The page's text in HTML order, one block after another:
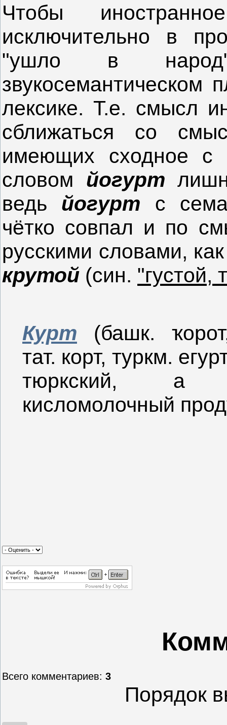
Чтобы
исключительно в
"ушло в
звукосемантическом
лексике. Т.е. смысл
сближаться со
имеющих сходное с
словом йогурт
ведь йогурт с
чётко совпал и по
русскими словами,
крутой (син. "густой,
Курт (башк.
тат. корт, туркм.
тюркский, а
кисломолочный
Всего комментариев: 3
Порядок